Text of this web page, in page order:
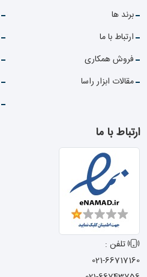
برند ها
ارتباط با ما
فروش همکاری
مقالات ابزار راسا
ارتباط با ما
تلفن :
021-66717160